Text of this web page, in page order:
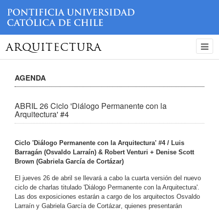
ARQUITECTURA
AGENDA
ABRIL 26 Ciclo 'Diálogo Permanente con la
Arquitectura' #4
Ciclo 'Diálogo Permanente con la Arquitectura' #4 / Luis
Barragán (Osvaldo Larraín) & Robert Venturi + Denise Scott
Brown (Gabriela García de Cortázar)
El jueves 26 de abril se llevará a cabo la cuarta versión del nuevo
ciclo de charlas titulado 'Diálogo Permanente con la Arquitectura'.
Las dos exposiciones estarán a cargo de los arquitectos Osvaldo
Larraín y Gabriela García de Cortázar , quienes presentarán